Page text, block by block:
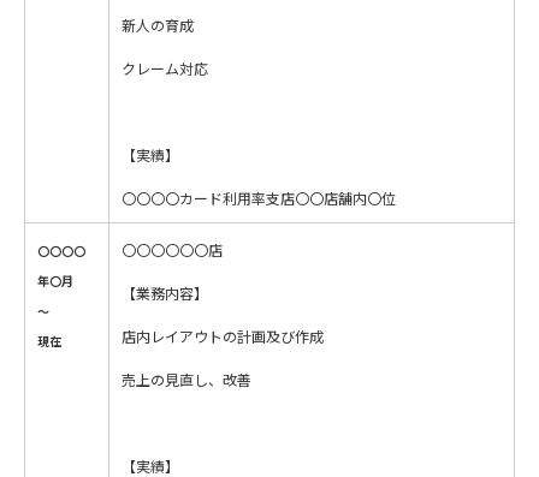
新人の育成
クレーム対応
【実績】
〇〇〇〇カード利用率支店〇〇店舗内〇位
〇〇〇〇
年〇月
〜
現在
〇〇〇〇〇〇店
【業務内容】
店内レイアウトの計画及び作成
売上の見直し、改善
【実績】